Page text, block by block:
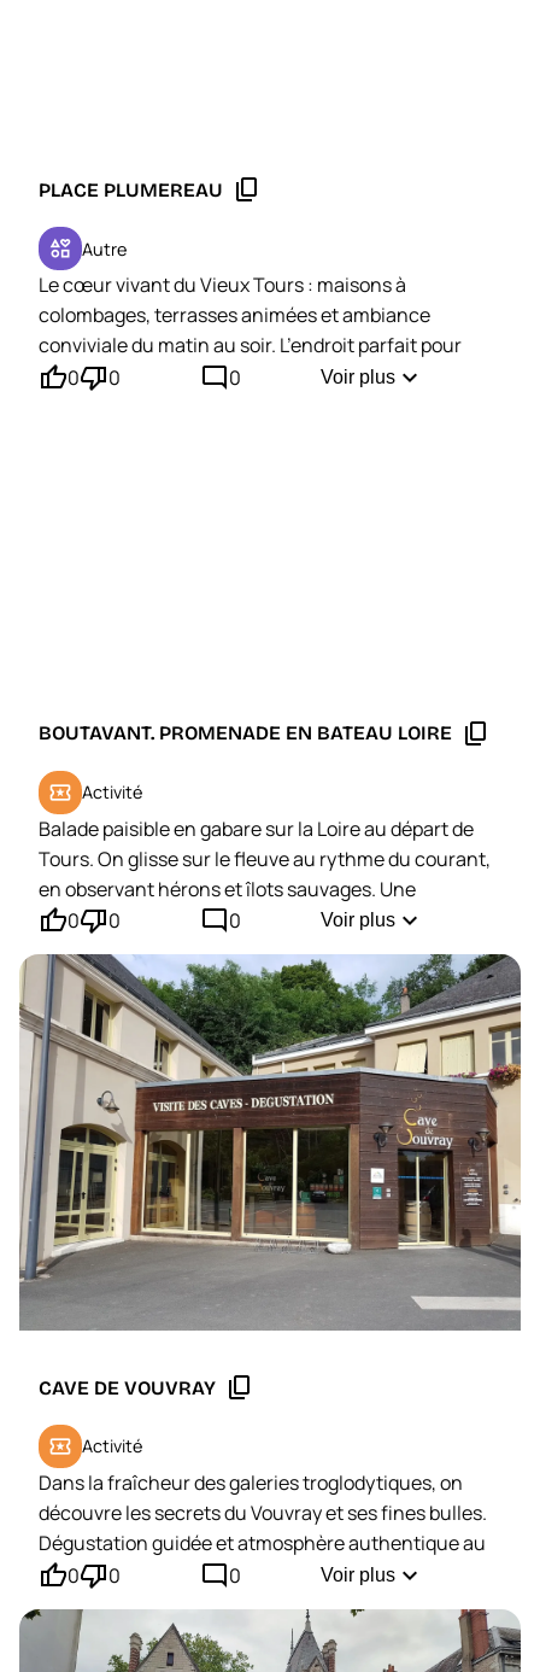
PLACE PLUMEREAU content_copy
interests Autre
Le cœur vivant du Vieux Tours : maisons à
colombages, terrasses animées et ambiance
conviviale du matin au soir. L’endroit parfait pour
flâner ou prendre un verre au soleil.
thumb_up'0thumb_down'0 mode_comment0 Voir plus expand_more
BOUTAVANT. PROMENADE EN BATEAU LOIRE content_copy
local_activity Activité
Balade paisible en gabare sur la Loire au départ de
Tours. On glisse sur le fleuve au rythme du courant,
en observant hérons et îlots sauvages. Une
parenthèse nature idéale en famille.
thumb_up'0thumb_down'0 mode_comment0 Voir plus expand_more
CAVE DE VOUVRAY content_copy
local_activity Activité
Dans la fraîcheur des galeries troglodytiques, on
découvre les secrets du Vouvray et ses fines bulles.
Dégustation guidée et atmosphère authentique au
cœur de la pierre.
thumb_up'0thumb_down'0 mode_comment0 Voir plus expand_more